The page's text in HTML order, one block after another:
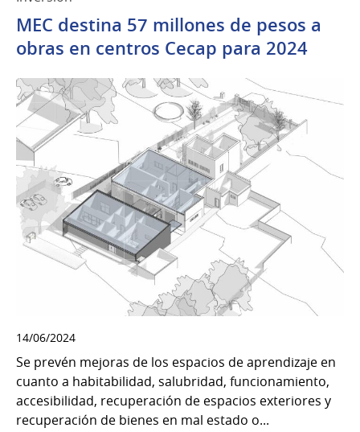
MEC destina 57 millones de pesos a
obras en centros Cecap para 2024
14/06/2024
Se prevén mejoras de los espacios de aprendizaje en
cuanto a habitabilidad, salubridad, funcionamiento,
accesibilidad, recuperación de espacios exteriores y
recuperación de bienes en mal estado o...